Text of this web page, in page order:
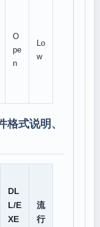
O
pe
n
Lo
w
格式说明、
DL
L/E
XE
流
行